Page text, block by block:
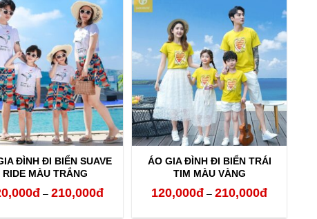
120,000đ
190,000đ
120,000đ
đến
190,000đ
ĐÌNH ĐI BIỂN SUAVE
RIDE MÀU TRẮNG
đ – 210,000đKhoảng
ÁO GIA ĐÌNH ĐI BIỂN TRÁI
TIM MÀU VÀNG
120,000đ – 210,000đKhoảng